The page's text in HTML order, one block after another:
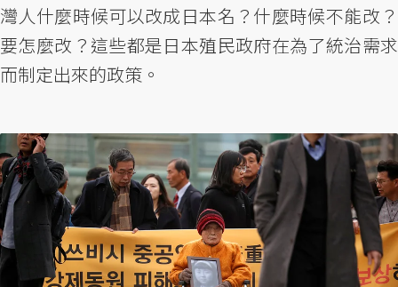
灣人什麼時候可以改成日本名？什麼時候不能改？
要怎麼改？這些都是日本殖民政府在為了統治需求
而制定出來的政策。